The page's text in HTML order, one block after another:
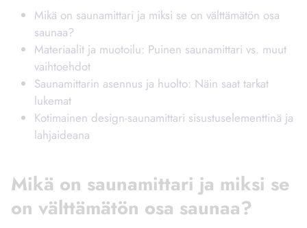
Mikä on saunamittari ja miksi se on välttämätön osa
saunaa?
Materiaalit ja muotoilu: Puinen saunamittari vs. muut
vaihtoehdot
Saunamittarin asennus ja huolto: Näin saat tarkat
lukemat
Kotimainen design-saunamittari sisustuselementtinä ja
lahjaideana
Mikä on saunamittari ja miksi se
on välttämätön osa saunaa?